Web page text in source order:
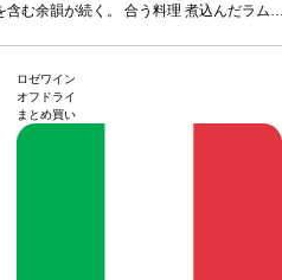
に変更されます、ご了承ください。
む余韻が続く。 合う料理 煮込んだラム
に変更されます、ご了承ください。
ロゼワイン
オフドライ
まとめ買い